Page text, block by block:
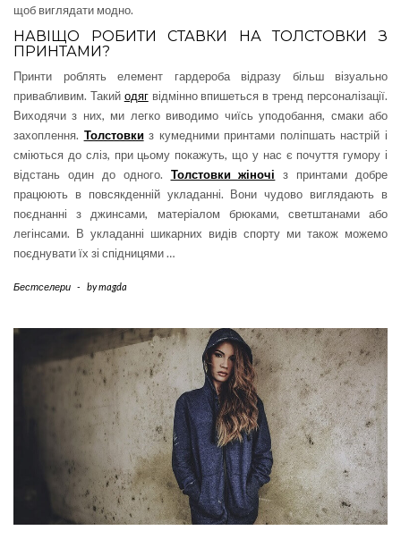
щоб виглядати модно.
НАВІЩО РОБИТИ СТАВКИ НА ТОЛСТОВКИ З
ПРИНТАМИ?
Принти роблять елемент гардероба відразу більш візуально
привабливим. Такий одягвідмінно впишеться в тренд персоналізації.
Виходячи з них, ми легко виводимо чиїсь уподобання, смаки або
захоплення. Толстовкиз кумедними принтами поліпшать настрій і
сміються до сліз, при цьому покажуть, що у нас є почуття гумору і
відстань один до одного. Толстовки жіночі з принтами добре
працюють в повсякденній укладанні. Вони чудово виглядають в
поєднанні з джинсами, матеріалом брюками, светштанами або
легінсами. В укладанні шикарних видів спорту ми також можемо
поєднувати їх зі спідницями …
Бестселери - bymagda